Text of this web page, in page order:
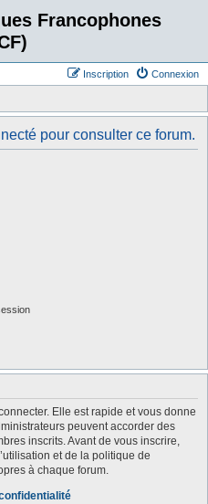
Francophones
Connexion
Inscription
pour consulter ce forum.
Elle est rapide et vous donne
peuvent accorder des
inscrits. Avant de vous inscrire,
et de la politique de
à chaque forum.